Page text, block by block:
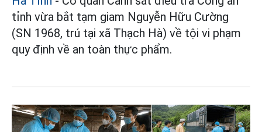
tỉnh vừa bắt tạm giam Nguyễn Hữu Cường
(SN 1968, trú tại xã Thạch Hà) về tội vi phạm
quy định về an toàn thực phẩm.